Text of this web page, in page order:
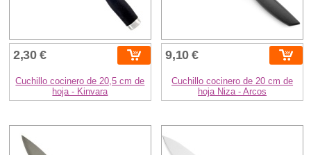
2,30 €
Cuchillo cocinero de 20,5 cm de
hoja - Kinvara
9,10 €
Cuchillo cocinero de 20 cm de
hoja Niza - Arcos